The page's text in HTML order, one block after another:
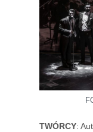
TWÓRCY: